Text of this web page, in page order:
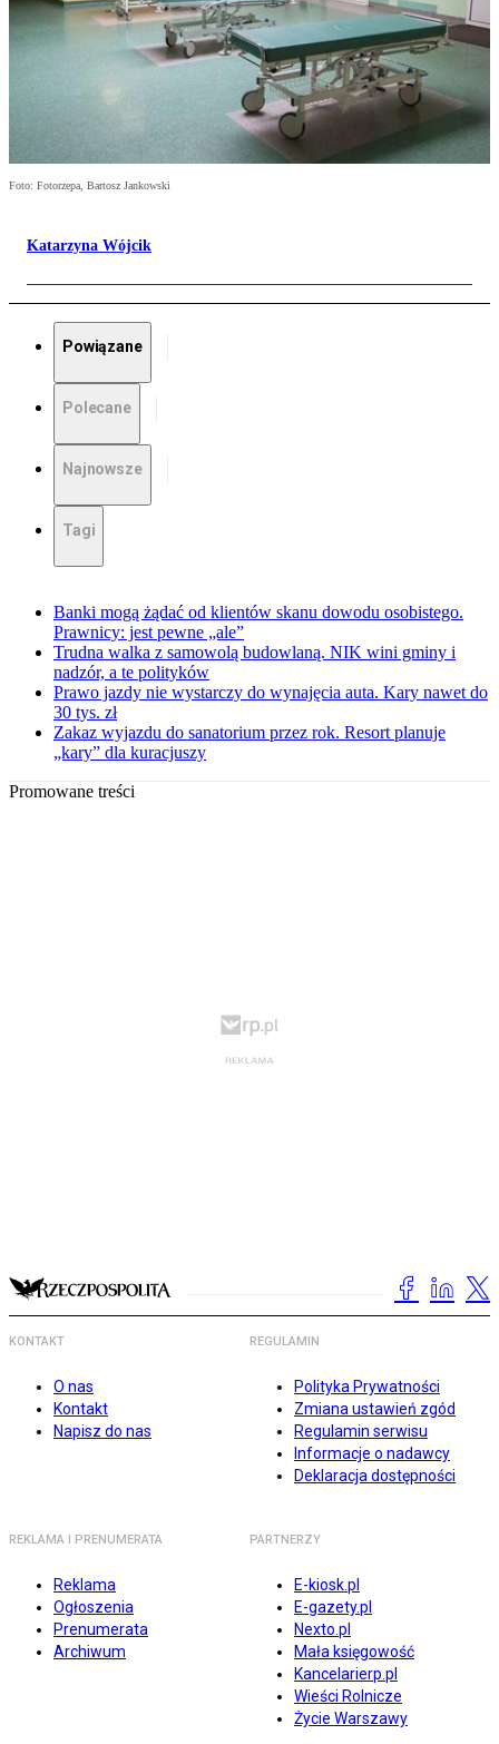
Foto: Fotorzepa, Bartosz Jankowski
Katarzyna Wójcik
Powiązane
Polecane
Najnowsze
Tagi
Banki mogą żądać od klientów skanu dowodu osobistego.
Prawnicy: jest pewne „ale”
Trudna walka z samowolą budowlaną. NIK wini gminy i
nadzór, a te polityków
Prawo jazdy nie wystarczy do wynajęcia auta. Kary nawet do
30 tys. zł
Zakaz wyjazdu do sanatorium przez rok. Resort planuje
„kary” dla kuracjuszy
Promowane treści
KONTAKT
O nas
Kontakt
Napisz do nas
REGULAMIN
Polityka Prywatności
Zmiana ustawień zgód
Regulamin serwisu
Informacje o nadawcy
Deklaracja dostępności
REKLAMA I PRENUMERATA
Reklama
Ogłoszenia
Prenumerata
Archiwum
PARTNERZY
E-kiosk.pl
E-gazety.pl
Nexto.pl
Mała księgowość
Kancelarierp.pl
Wieści Rolnicze
Życie Warszawy